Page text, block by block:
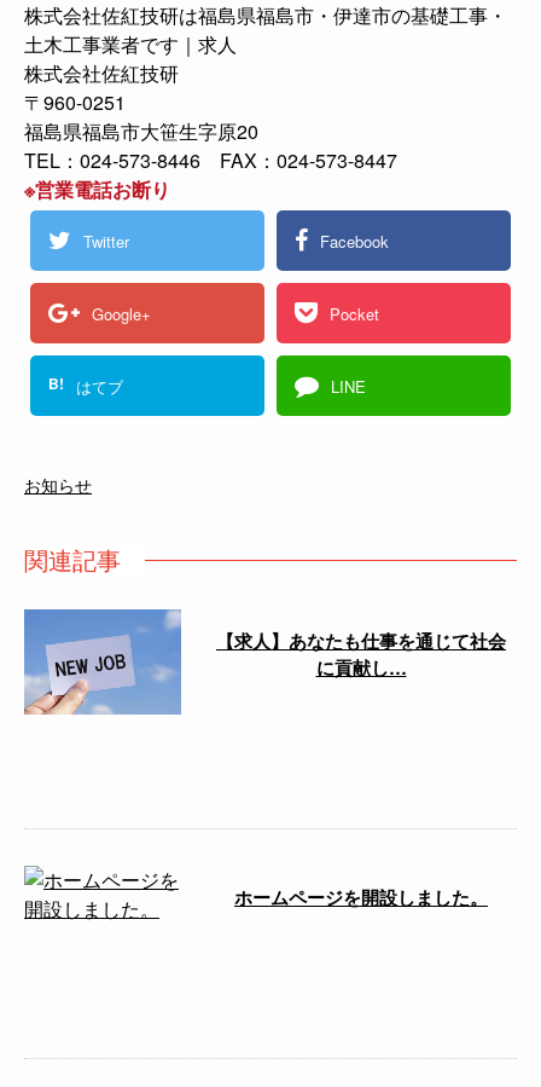
株式会社佐紅技研は福島県福島市・伊達市の基礎工事・
土木工事業者です｜求人
株式会社佐紅技研
〒960-0251
福島県福島市大笹生字原20
TEL：024-573-8446 FAX：024-573-8447
※営業電話お断り
Twitter Facebook
Google+ Pocket
B! はてブ LINE
お知らせ
関連記事
【求人】あなたも仕事を通じて社会
に貢献し…
ホームページを開設しました。